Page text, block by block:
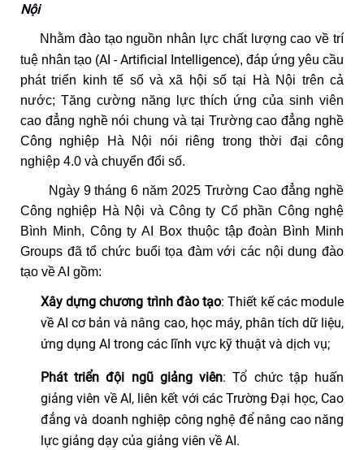
Nội
Nhằm đào tạo nguồn nhân lực chất lượng cao về trí
tuệ nhân tạo (AI - Artificial Intelligence), đáp ứng yêu cầu
phát triển kinh tế số và xã hội số tại Hà Nội trên cả
nước; Tăng cường năng lực thích ứng của sinh viên
cao đẳng nghề nói chung và tại Trường cao đẳng nghề
Công nghiệp Hà Nội nói riêng trong thời đại công
nghiệp 4.0 và chuyển đổi số.
Ngày 9 tháng 6 năm 2025 Trường Cao đẳng nghề
Công nghiệp Hà Nội và Công ty Cổ phần Công nghệ
Bình Minh, Công ty AI Box thuộc tập đoàn Bình Minh
Groups đã tổ chức buổi tọa đàm với các nội dung đào
tạo về AI gồm:
Xây dựng chương trình đào tạo: Thiết kế các module
về AI cơ bản và nâng cao, học máy, phân tích dữ liệu,
ứng dụng AI trong các lĩnh vực kỹ thuật và dịch vụ;
Phát triển đội ngũ giảng viên: Tổ chức tập huấn
giảng viên về AI, liên kết với các Trường Đại học, Cao
đẳng và doanh nghiệp công nghệ để nâng cao năng
lực giảng dạy của giảng viên về AI.